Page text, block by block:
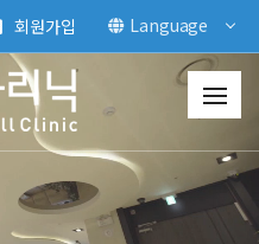
회원가입 Language